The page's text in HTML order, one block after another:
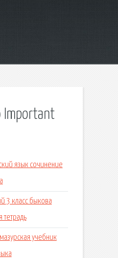
Important
язык сочинение
3 класс быкова
тетрадь
учебник